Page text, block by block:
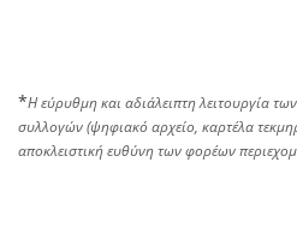
*Η εύρυθμη και αδιάλειπτη λειτουργία
συλλογών (ψηφιακό αρχείο, καρτέλα
αποκλειστική ευθύνη των φορέων